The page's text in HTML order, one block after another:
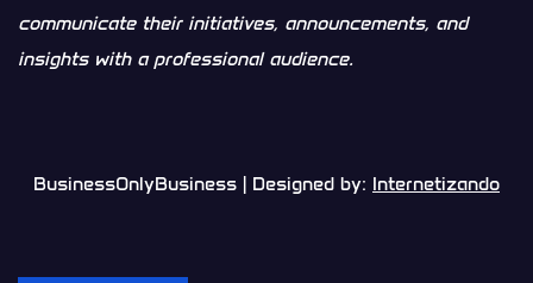
communicate their initiatives, announcements, and
insights with a professional audience.
BusinessOnlyBusiness | Designed by: Internetizando